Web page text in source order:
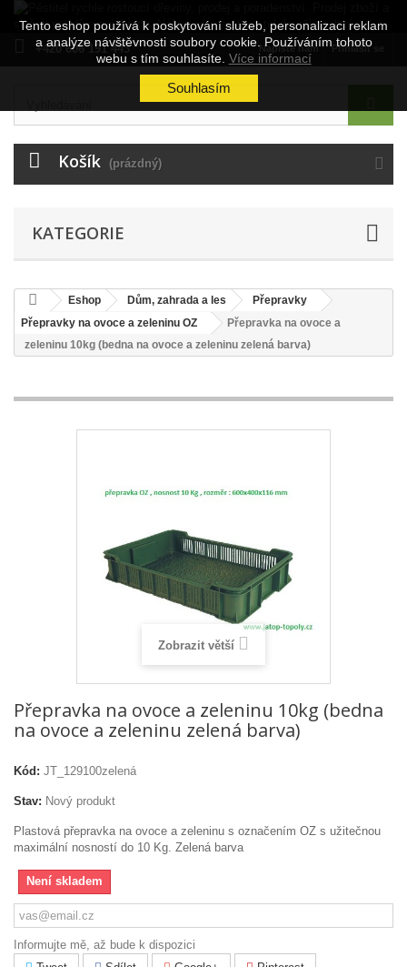
Přihlásit se
Napište nám
+420 606 191 443
Košík (prázdný)
KATEGORIE
Eshop Dům, zahrada a les
Přepravky
Přepravky na ovoce a zeleninu OZ
Přepravka na ovoce a
zeleninu 10kg (bedna na ovoce a zeleninu zelená barva)
Zobrazit větší
Přepravka na ovoce a zeleninu 10kg (bedna
na ovoce a zeleninu zelená barva)
Kód: JT_129100zelená
Stav: Nový produkt
Plastová přepravka na ovoce a zeleninu s označením OZ s užitečnou
maximální nosností do 10 Kg. Zelená barva
Není skladem
Informujte mě, až bude k dispozici
Tento eshop používá k poskytování služeb, personalizaci reklam
a analýze návštěvnosti soubory cookie. Používáním tohoto
webu s tím souhlasíte. Více informací
Souhlasím